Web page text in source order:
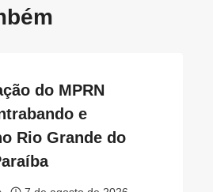
do MPRN
e
Rio Grande do